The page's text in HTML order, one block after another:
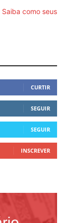
Saiba como seus
CURTIR
SEGUIR
SEGUIR
INSCREVER